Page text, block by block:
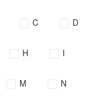
C D
H I
M N